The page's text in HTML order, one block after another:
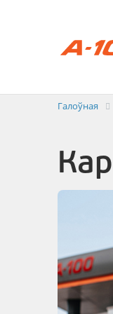
Галоўная